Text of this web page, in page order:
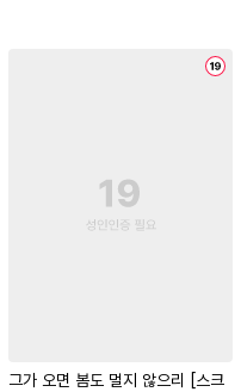
그가 오면 봄도 멀지 않으리 [스크